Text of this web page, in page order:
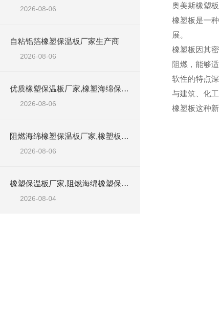
2026-08-06
自粘铝箔橡塑保温板厂家生产商
2026-08-06
优质橡塑保温板厂家,橡塑海绵保温材料供货商
2026-08-06
阻燃海绵橡塑保温板厂家,橡塑板厂家销售点
2026-08-06
橡塑保温板厂家,阻燃海绵橡塑保温板厂家出售
2026-08-04
奥美斯橡塑
橡塑板是一
展。
橡塑板因其
阻燃，能够
软性的特点
与建筑、化
橡塑板这种